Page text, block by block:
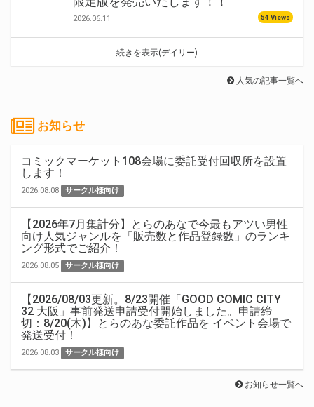
2026.06.11 54 Views
続きを表示(デイリー)
人気の記事一覧へ
お知らせ
コミックマーケット108会場に委託受付回収所を設置
します！
2026.08.08 サークル様向け
【2026年7月集計分】とらのあなで今最もアツい男性
向け人気ジャンルを「販売数と作品登録数」のランキ
ング形式でご紹介！
2026.08.05 サークル様向け
【2026/08/03更新。8/23開催「GOOD COMIC CITY
32 大阪」事前発送申請受付開始しました。申請締
切：8/20(木)】とらのあな委託作品を イベント会場で
発送受付！
2026.08.03 サークル様向け
お知らせ一覧へ